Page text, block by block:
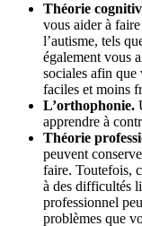
Théorie
vous aider à
l’autisme, tels
également vous
sociales afin que
faciles et moins
L’orthophonie.
apprendre à
Théorie
peuvent
faire. Toutefois,
à des difficultés
professionnel
problèmes que